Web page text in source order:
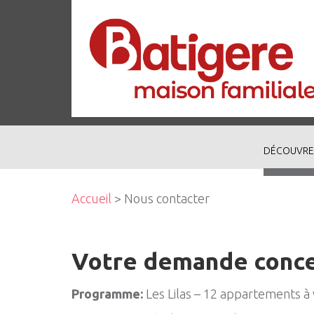
Accueil > Nous contacter
Votre demande
Programme: Les Lilas – 12 appartements